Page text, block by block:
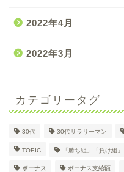
2022年4月
2022年3月
カテゴリータグ
30代 30代サラリーマン
TOEIC 「勝ち組」「負け組」
ボーナス ボーナス支給額
30代